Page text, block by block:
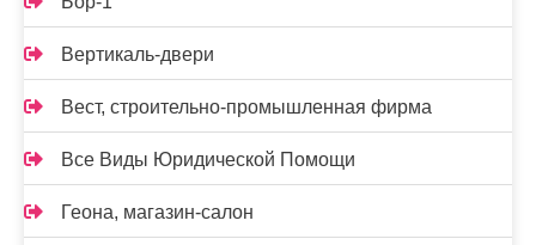
Вертикаль-двери
Вест, строительно-промышленная фирма
Все Виды Юридической Помощи
Геона, магазин-салон